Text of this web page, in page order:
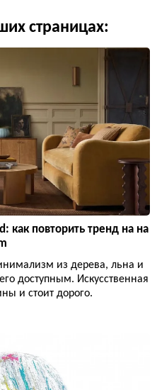
страницах:
как повторить тренд на на
из дерева, льна и
доступным. Искусственная
и стоит дорого.